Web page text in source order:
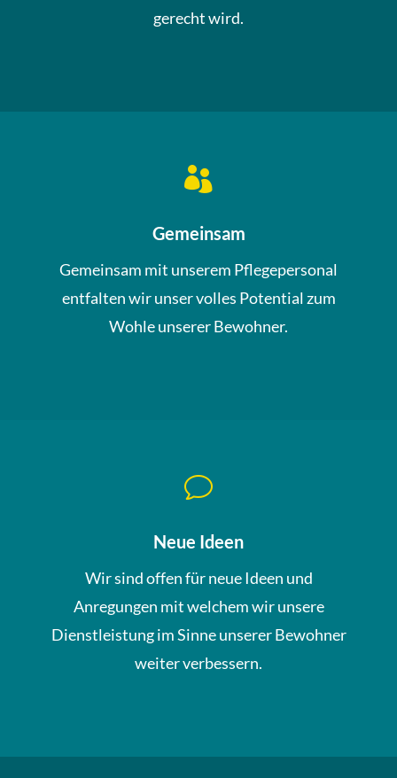
gerecht wird.

Gemeinsam
Gemeinsam mit unserem Pflegepersonal
entfalten wir unser volles Potential zum
Wohle unserer Bewohner.
v
Neue Ideen
Wir sind offen für neue Ideen und
Anregungen mit welchem wir unsere
Dienstleistung im Sinne unserer Bewohner
weiter verbessern.